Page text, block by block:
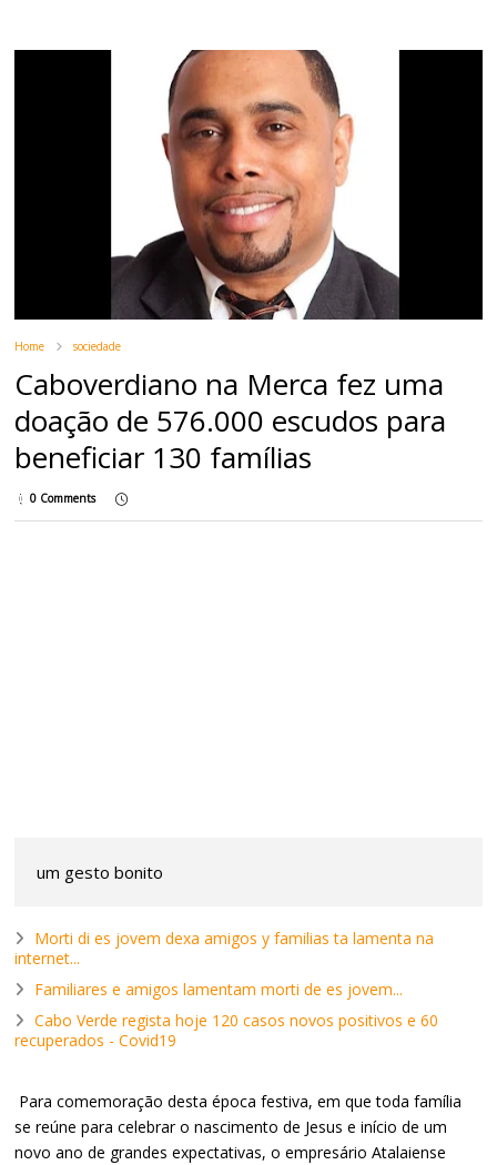
Home sociedade
Caboverdiano na Merca fez uma
doação de 576.000 escudos para
beneficiar 130 famílias
0 Comments
um gesto bonito
Morti di es jovem dexa amigos y familias ta lamenta na
internet...
Familiares e amigos lamentam morti de es jovem...
Cabo Verde regista hoje 120 casos novos positivos e 60
recuperados - Covid19
Para comemoração desta época festiva, em que toda família
se reúne para celebrar o nascimento de Jesus e início de um
novo ano de grandes expectativas, o empresário Atalaiense